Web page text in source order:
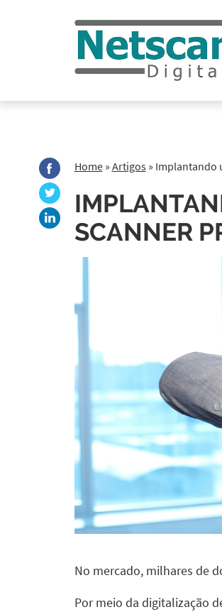
Home» Artigos» Implantando
SCANNER
No mercado, milhares de
Por meio da digitalização